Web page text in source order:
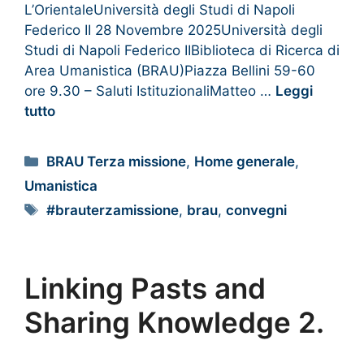
L’OrientaleUniversità degli Studi di Napoli
Federico II 28 Novembre 2025Università degli
Studi di Napoli Federico IIBiblioteca di Ricerca di
Area Umanistica (BRAU)Piazza Bellini 59-60
ore 9.30 – Saluti IstituzionaliMatteo … Leggi
tutto
BRAU Terza missione, Home generale,
Umanistica
#brauterzamissione, brau,convegni
Linking Pasts and
Sharing Knowledge 2.